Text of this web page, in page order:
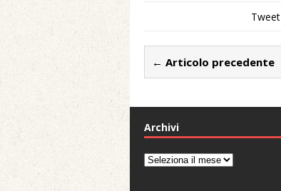
Tweet
← Articolo precedente
Archivi
Archivi